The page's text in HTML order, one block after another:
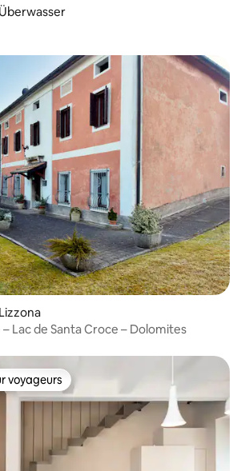
Lac de Santa Croce – Dolomites
les plus appréciés
voyageurs